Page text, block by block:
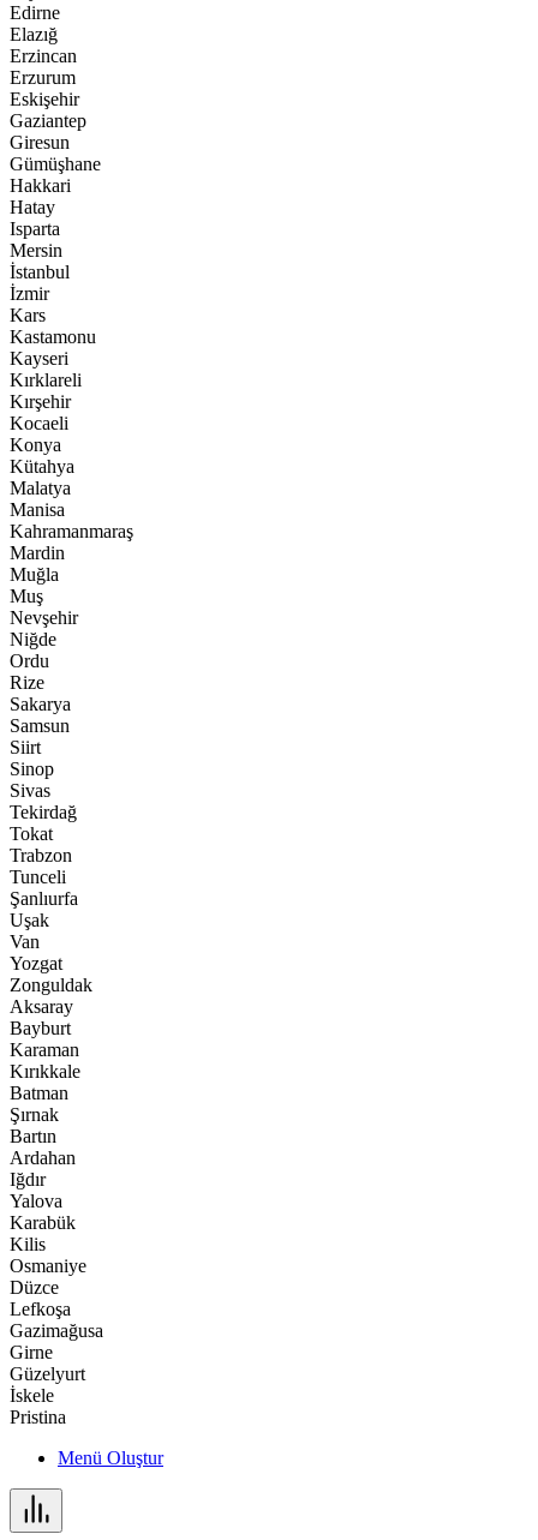
Edirne
Elazığ
Erzincan
Erzurum
Eskişehir
Gaziantep
Giresun
Gümüşhane
Hakkari
Hatay
Isparta
Mersin
İstanbul
İzmir
Kars
Kastamonu
Kayseri
Kırklareli
Kırşehir
Kocaeli
Konya
Kütahya
Malatya
Manisa
Kahramanmaraş
Mardin
Muğla
Muş
Nevşehir
Niğde
Ordu
Rize
Sakarya
Samsun
Siirt
Sinop
Sivas
Tekirdağ
Tokat
Trabzon
Tunceli
Şanlıurfa
Uşak
Van
Yozgat
Zonguldak
Aksaray
Bayburt
Karaman
Kırıkkale
Batman
Şırnak
Bartın
Ardahan
Iğdır
Yalova
Karabük
Kilis
Osmaniye
Düzce
Lefkoşa
Gazimağusa
Girne
Güzelyurt
İskele
Pristina
Menü Oluştur